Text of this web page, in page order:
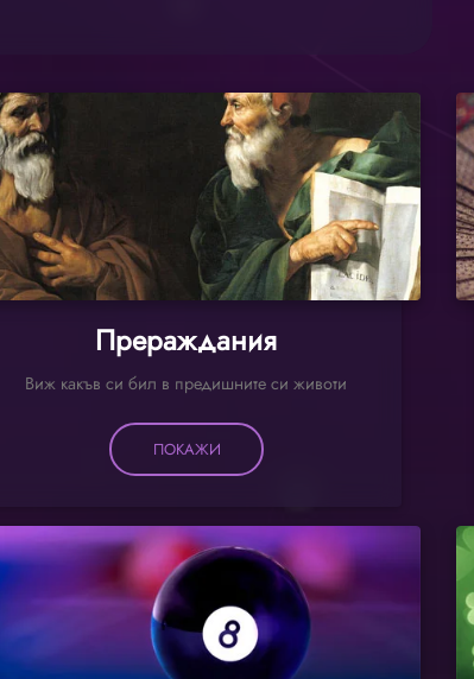
Прераждания
Виж какъв си бил в предишните си животи
ПОКАЖИ